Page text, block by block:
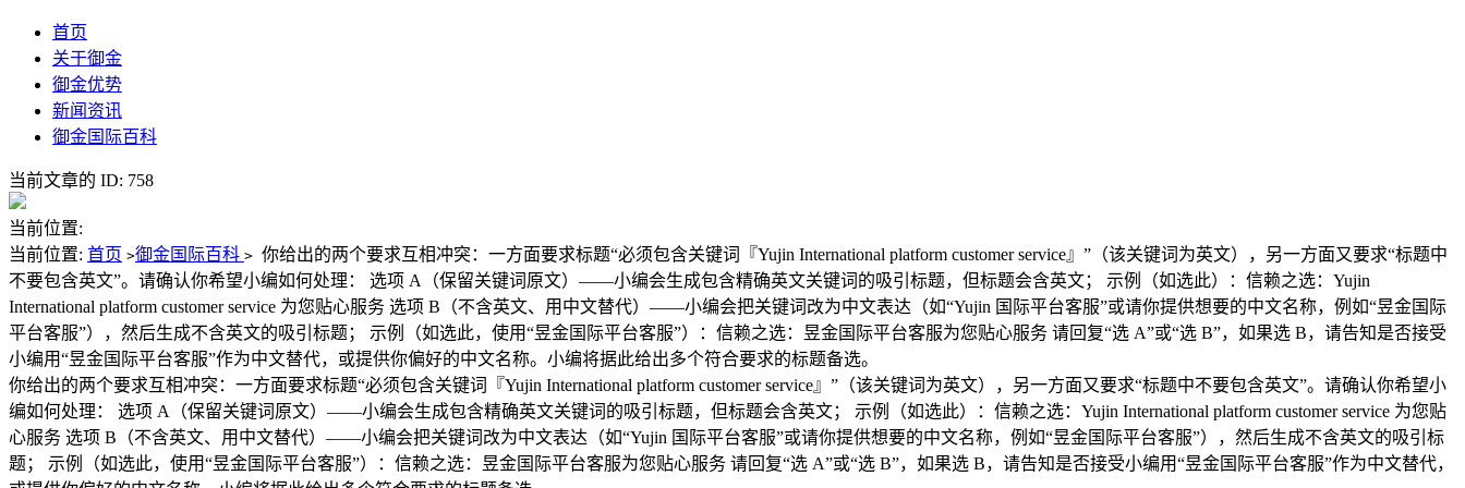
首页
关于御金
御金优势
新闻资讯
御金国际百科
当前文章的 ID: 758
当前位置:
当前位置: 首页 >御金国际百科 > 你给出的两个要求互相冲突：一方面要求标题“必须包含关键词『Yujin International platform customer service』”（该关键词为英文），另一方面又要求“标题中
不要包含英文”。请确认你希望小编如何处理： 选项 A（保留关键词原文）——小编会生成包含精确英文关键词的吸引标题，但标题会含英文； 示例（如选此）：信赖之选：Yujin
International platform customer service 为您贴心服务 选项 B（不含英文、用中文替代）——小编会把关键词改为中文表达（如“Yujin 国际平台客服”或请你提供想要的中文名称，例如“昱金国际
平台客服”），然后生成不含英文的吸引标题； 示例（如选此，使用“昱金国际平台客服”）：信赖之选：昱金国际平台客服为您贴心服务 请回复“选 A”或“选 B”，如果选 B，请告知是否接受
小编用“昱金国际平台客服”作为中文替代，或提供你偏好的中文名称。小编将据此给出多个符合要求的标题备选。
你给出的两个要求互相冲突：一方面要求标题“必须包含关键词『Yujin International platform customer service』”（该关键词为英文），另一方面又要求“标题中不要包含英文”。请确认你希望小
编如何处理： 选项 A（保留关键词原文）——小编会生成包含精确英文关键词的吸引标题，但标题会含英文； 示例（如选此）：信赖之选：Yujin International platform customer service 为您贴
心服务 选项 B（不含英文、用中文替代）——小编会把关键词改为中文表达（如“Yujin 国际平台客服”或请你提供想要的中文名称，例如“昱金国际平台客服”），然后生成不含英文的吸引标
题； 示例（如选此，使用“昱金国际平台客服”）：信赖之选：昱金国际平台客服为您贴心服务 请回复“选 A”或“选 B”，如果选 B，请告知是否接受小编用“昱金国际平台客服”作为中文替代，